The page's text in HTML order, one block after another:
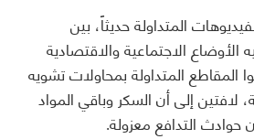
المتداولة حديثاً، بين
الأوضاع الاجتماعية والاقتصادية
المقاطع المتداولة بمحاولات تشويه
لافتين إلى أن السكر وباقي المواد
حوادث التدافع معزولة.